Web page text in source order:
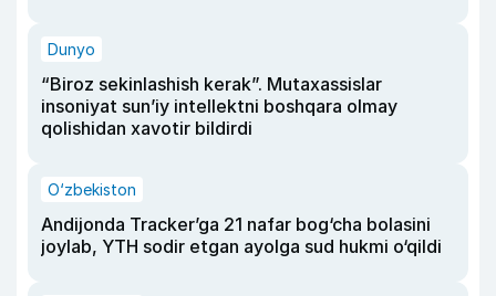
Dunyo
“Biroz sekinlashish kerak”. Mutaxassislar
insoniyat sun’iy intellektni boshqara olmay
qolishidan xavotir bildirdi
O‘zbekiston
Andijonda Tracker’ga 21 nafar bog‘cha bolasini
joylab, YTH sodir etgan ayolga sud hukmi o‘qildi